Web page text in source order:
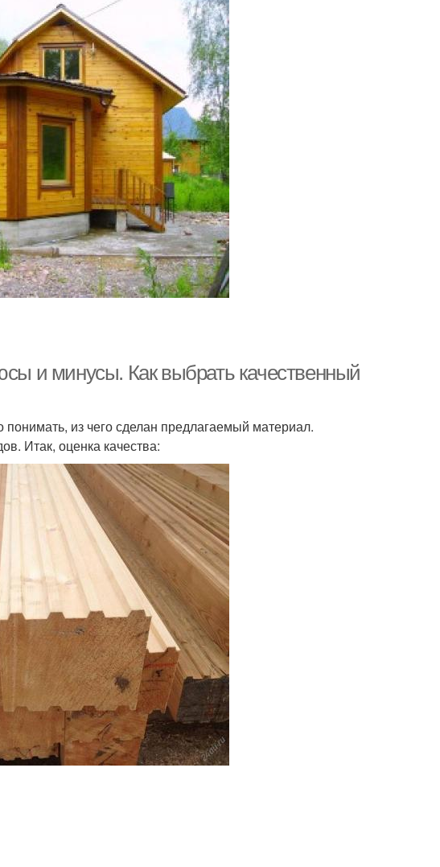
и минусы. Как выбрать качественный
из чего сделан предлагаемый материал.
Итак, оценка качества: